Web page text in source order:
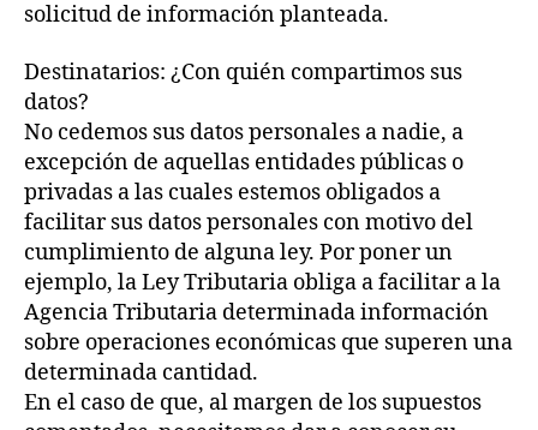
solicitud de información planteada.
Destinatarios: ¿Con quién compartimos sus
datos?
No cedemos sus datos personales a nadie, a
excepción de aquellas entidades públicas o
privadas a las cuales estemos obligados a
facilitar sus datos personales con motivo del
cumplimiento de alguna ley. Por poner un
ejemplo, la Ley Tributaria obliga a facilitar a la
Agencia Tributaria determinada información
sobre operaciones económicas que superen una
determinada cantidad.
En el caso de que, al margen de los supuestos